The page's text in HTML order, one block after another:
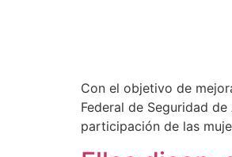
Con el objetivo de
Federal de Seguridad
participación de las